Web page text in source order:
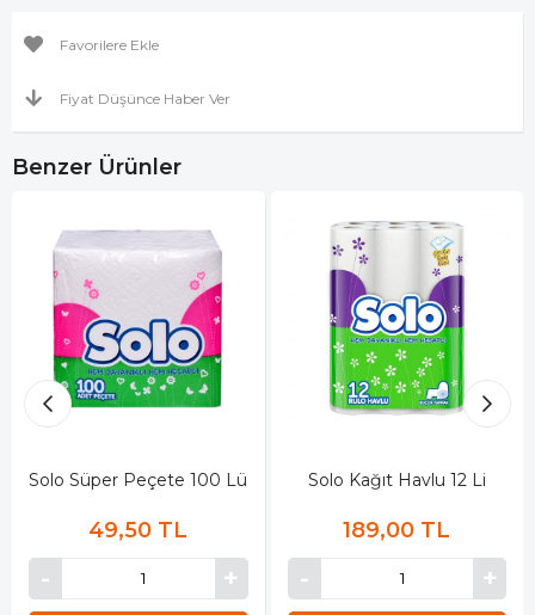
Favorilere Ekle
Fiyat Düşünce Haber Ver
Benzer Ürünler
Solo Süper Peçete 100 Lü
49,50 TL
Solo Kağıt Havlu 12 Li
189,00 TL